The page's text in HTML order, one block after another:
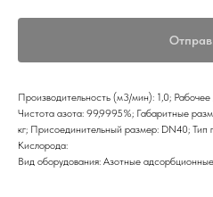
Производительность (м3/мин): 1,0;
Чистота азота: 99,9995%; Габаритные
кг; Присоединительный размер: DN40;
Кислорода:
Вид оборудования: Азотные